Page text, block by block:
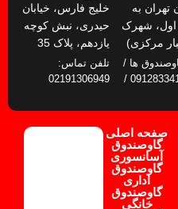
اتوبان تهران به
شهرک
مرکزی)
ها /
تلفن تماس: 09128334148 /
خلیج فارس، خیابان
حیدری، نبش کوچه
یازدهم، پلاک 35
تلفن تماس:
02191306949
صفحه اصلی
گاوصندوق
آسانسوری
گاوصندوق
اداری
گاوصندوق
خانگی